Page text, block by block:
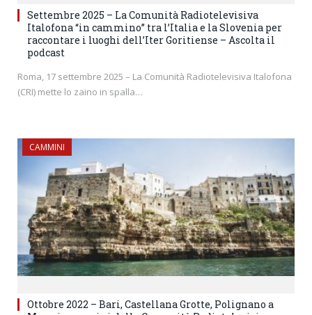
Settembre 2025 – La Comunità Radiotelevisiva
Italofona “in cammino” tra l’Italia e la Slovenia per
raccontare i luoghi dell’Iter Goritiense – Ascolta il
podcast
Roma, 17 settembre 2025 – La Comunità Radiotelevisiva Italofona
(CRI) mette lo zaino in spalla…
CAMMINI
Ottobre 2022 – Bari, Castellana Grotte, Polignano a